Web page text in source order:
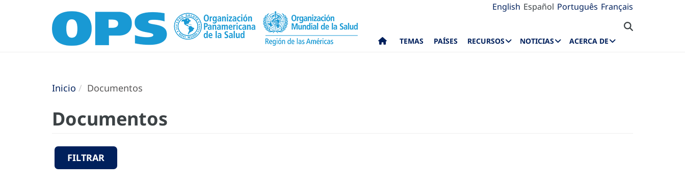
English Español Português Français
TEMAS PAÍSES RECURSOS NOTICIAS ACERCA DE
Inicio Documentos
Documentos
FILTRAR